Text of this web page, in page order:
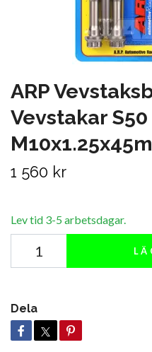
ARP
Vevstakar S50
1 560 kr
Lev tid 3-5 arbetsdagar.
Dela